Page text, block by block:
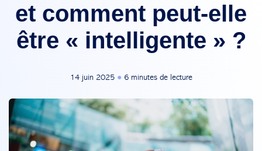
et comment peut-elle
être « intelligente » ?
14 juin 2025 ● 6 minutes de lecture